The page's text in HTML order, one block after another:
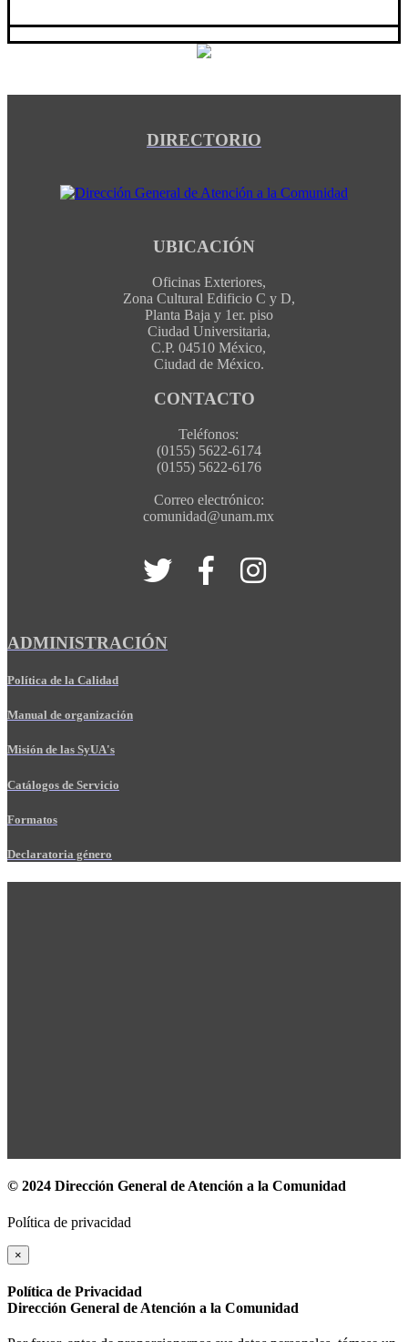
DIRECTORIO
UBICACIÓN
Oficinas Exteriores,
Zona Cultural Edificio C y D,
Planta Baja y 1er. piso
Ciudad Universitaria,
C.P. 04510 México,
Ciudad de México.
CONTACTO
Teléfonos:
(0155) 5622-6174
(0155) 5622-6176
Correo electrónico:
comunidad@unam.mx
ADMINISTRACIÓN
Política de la Calidad
Manual de organización
Misión de las SyUA's
Catálogos de Servicio
Formatos
Declaratoria género
© 2024 Dirección General de Atención a la Comunidad
Política de privacidad
×
Política de Privacidad
Dirección General de Atención a la Comunidad